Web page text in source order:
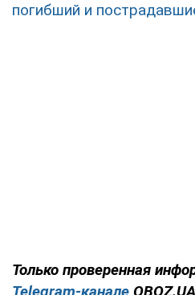
погибший и
Только проверенная